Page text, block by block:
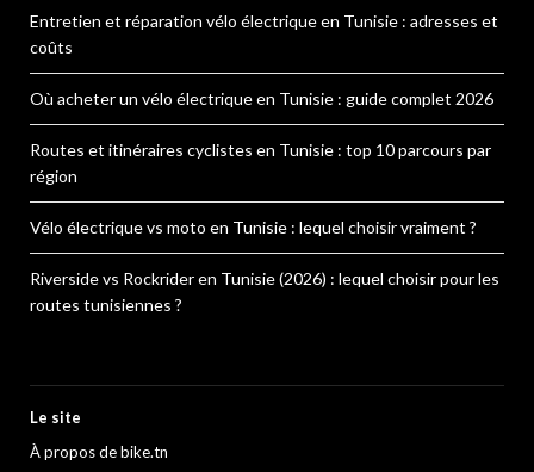
Entretien et réparation vélo électrique en Tunisie : adresses et
coûts
Où acheter un vélo électrique en Tunisie : guide complet 2026
Routes et itinéraires cyclistes en Tunisie : top 10 parcours par
région
Vélo électrique vs moto en Tunisie : lequel choisir vraiment ?
Riverside vs Rockrider en Tunisie (2026) : lequel choisir pour les
routes tunisiennes ?
Le site
À propos de bike.tn